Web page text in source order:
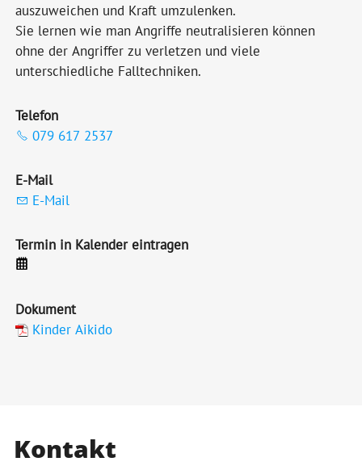
auszuweichen und Kraft umzulenken.
Sie lernen wie man Angriffe neutralisieren können
ohne der Angriffer zu verletzen und viele
unterschiedliche Falltechniken.
Telefon
079 617 2537
E-Mail
E-Mail
Termin in Kalender eintragen
Dokument
Kinder Aikido
Kontakt